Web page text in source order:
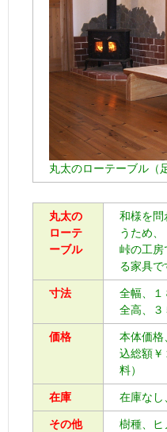
丸太のローテーブル（
丸太の
ローテ
ーブル
和様を問
うため、
峠の工房
る家具で
寸法
全幅、
全高、３
価格
本体価
込総額￥
料）
在庫 在庫なし
その他 樹種、